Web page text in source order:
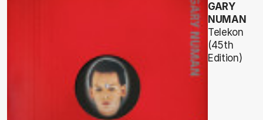
GARY
NUMAN
Telekon
(45th
Edition)